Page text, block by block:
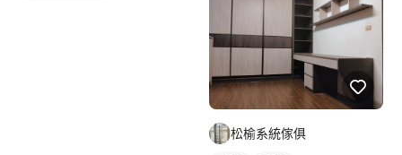
松榆系統傢俱